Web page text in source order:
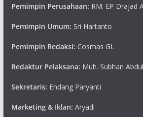
Pemimpin Perusahaan: RM. EP Drajad
Pemimpin Umum: Sri Hartanto
Pemimpin Redaksi: Cosmas GL
Redaktur Pelaksana: Muh. Subhan
Sekretaris: Endang Paryanti
Marketing & Iklan: Aryadi